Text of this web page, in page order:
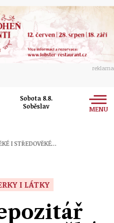
reklama
Sobota 8.8.
Soběslav
MENU
I STŘEDOVĚKÉ…
I LÁTKY